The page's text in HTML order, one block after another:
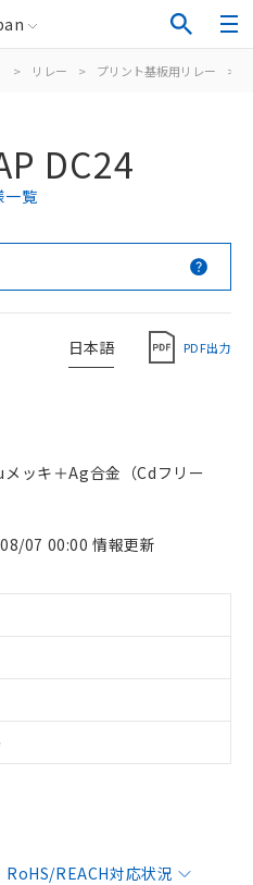
> リレー > プリント基板用リレー >
DC24
一覧
日本語 PDF出力
ッキ＋Ag合金（Cdフリー
07 00:00 情報更新
RoHS/REACH対応状況